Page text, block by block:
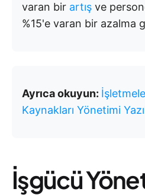
varan bir artış ve
%15'e varan bir azalma
Ayrıca okuyun:
Kaynakları Yönetimi
İşgücü